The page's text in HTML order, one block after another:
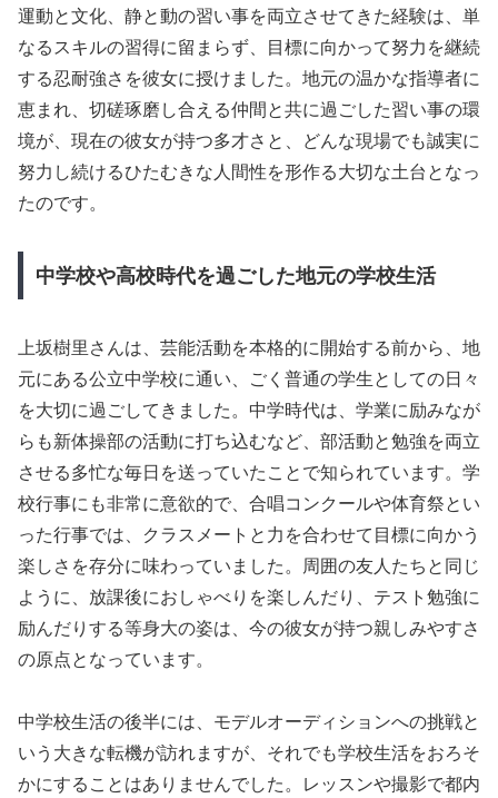
運動と文化、静と動の習い事を両立させてきた経験は、単
なるスキルの習得に留まらず、目標に向かって努力を継続
する忍耐強さを彼女に授けました。地元の温かな指導者に
恵まれ、切磋琢磨し合える仲間と共に過ごした習い事の環
境が、現在の彼女が持つ多才さと、どんな現場でも誠実に
努力し続けるひたむきな人間性を形作る大切な土台となっ
たのです。
中学校や高校時代を過ごした地元の学校生活
上坂樹里さんは、芸能活動を本格的に開始する前から、地
元にある公立中学校に通い、ごく普通の学生としての日々
を大切に過ごしてきました。中学時代は、学業に励みなが
らも新体操部の活動に打ち込むなど、部活動と勉強を両立
させる多忙な毎日を送っていたことで知られています。学
校行事にも非常に意欲的で、合唱コンクールや体育祭とい
った行事では、クラスメートと力を合わせて目標に向かう
楽しさを存分に味わっていました。周囲の友人たちと同じ
ように、放課後におしゃべりを楽しんだり、テスト勉強に
励んだりする等身大の姿は、今の彼女が持つ親しみやすさ
の原点となっています。
中学校生活の後半には、モデルオーディションへの挑戦と
いう大きな転機が訪れますが、それでも学校生活をおろそ
かにすることはありませんでした。レッスンや撮影で都内